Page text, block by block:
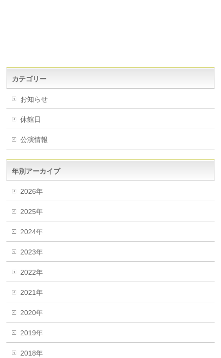
カテゴリー
お知らせ
休館日
公演情報
年別アーカイブ
2026年
2025年
2024年
2023年
2022年
2021年
2020年
2019年
2018年